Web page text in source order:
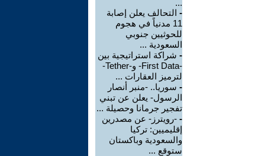
...
- التحالف يعلن إصابة
11 مدنياً في هجوم
للحوثيين جنوبي
السعودية ...
- شراكة استراتيجية بين
-First Data- و-Tether-
لترميز العقارات ...
- سوريا.. -منبر أنصار
الرسول- يعلن عن تبني
تفجير جرمانا وحصيلة ...
- -رويترز- عن مصدرين
إقليميين: تركيا
والسعودية وباكستان
ستوقع ...